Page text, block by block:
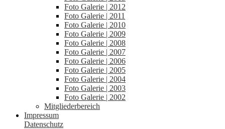
Foto Galerie | 2012
Foto Galerie | 2011
Foto Galerie | 2010
Foto Galerie | 2009
Foto Galerie | 2008
Foto Galerie | 2007
Foto Galerie | 2006
Foto Galerie | 2005
Foto Galerie | 2004
Foto Galerie | 2003
Foto Galerie | 2002
Mitgliederbereich
Impressum
Datenschutz